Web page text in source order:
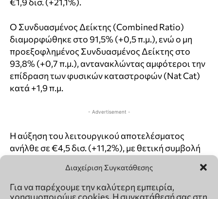
Διαχείριση Συγκατάθεσης
Για να παρέχουμε την καλύτερη εμπειρία,
χρησιμοποιούμε cookies. Η συγκατάθεσή σας στη